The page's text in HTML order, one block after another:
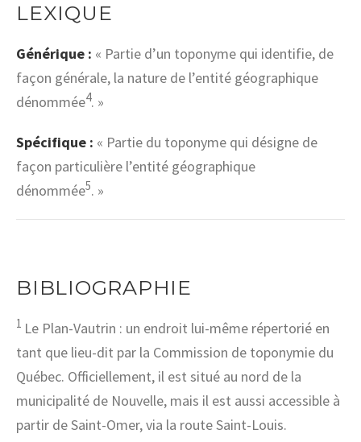
LEXIQUE
Générique : « Partie d’un toponyme qui identifie, de
façon générale, la nature de l’entité géographique
dénommée4. »
Spécifique : « Partie du toponyme qui désigne de
façon particulière l’entité géographique
dénommée5. »
BIBLIOGRAPHIE
1 Le Plan-Vautrin : un endroit lui-même répertorié en
tant que lieu-dit par la Commission de toponymie du
Québec. Officiellement, il est situé au nord de la
municipalité de Nouvelle, mais il est aussi accessible à
partir de Saint-Omer, via la route Saint-Louis.